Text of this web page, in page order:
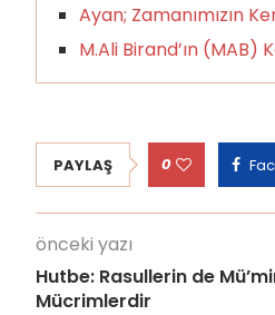
Ayan; Zamanımızın
M.Ali Birand’ın (MAB)
PAYLAŞ 0
önceki yazı
Hutbe: Rasullerin de
Mücrimlerdir